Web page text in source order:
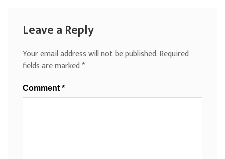
Leave a Reply
Your email address will not be published.Required
fields are marked*
Comment *